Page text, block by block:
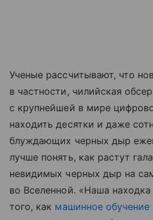
Ученые рассчитывают, что
в частности, чилийская
с крупнейшей в мире
находить десятки и даже
блуждающих черных дыр
лучше понять, как растут
невидимых черных дыр на
во Вселенной. «Наша
того, как машинное обучение